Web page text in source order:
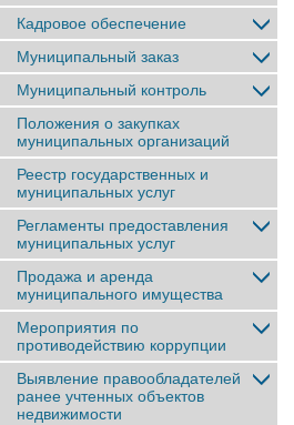
Кадровое обеспечение
Муниципальный заказ
Муниципальный контроль
Положения о закупках
муниципальных организаций
Реестр государственных и
муниципальных услуг
Регламенты предоставления
муниципальных услуг
Продажа и аренда
муниципального имущества
Мероприятия по
противодействию коррупции
Выявление правообладателей
ранее учтенныx объектов
недвижимости